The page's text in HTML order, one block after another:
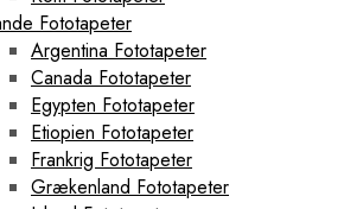
Fototapeter
Argentina Fototapeter
Canada Fototapeter
Egypten Fototapeter
Etiopien Fototapeter
Frankrig Fototapeter
Grækenland Fototapeter